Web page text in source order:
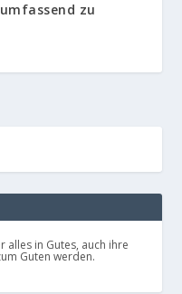
zu
alles in Gutes, auch ihre
Guten werden.